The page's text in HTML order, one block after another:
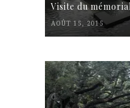
Visite du
AOÛT 15, 2015